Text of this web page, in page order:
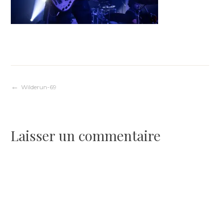
Navigation
l’article
Wilderun-69
Laisser un commentaire